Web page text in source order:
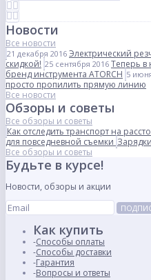
Новости
Все новости
21 декабря 2016 Электрический
скидкой! 25 сентября 2016 Теперь в
бренд инструмента ATORCH 5
просто пропилить прямую линию
Все новости
Обзоры и советы
Все обзоры и советы
Как отследить транспорт на
для повседневной съемки
Все обзоры и советы
Будьте в курсе!
Новости, обзоры и акции
Как купить
Способы оплаты
Способы доставки
Гарантия
Вопросы и ответы